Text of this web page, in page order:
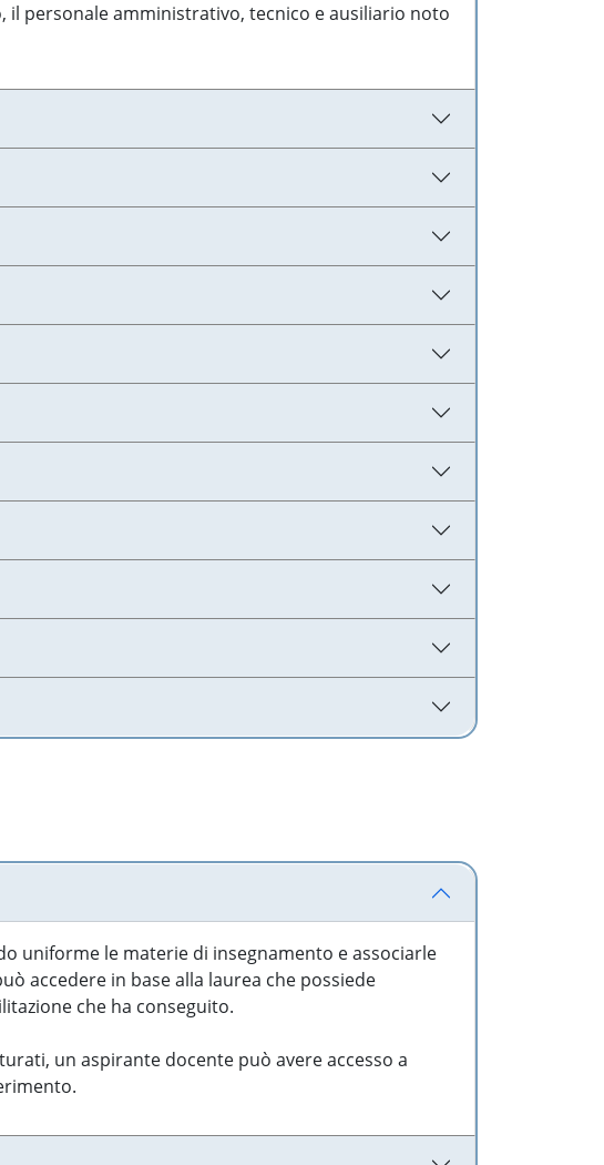
il personale amministrativo, tecnico e ausiliario noto
uniforme le materie di insegnamento e associarle
accedere in base alla laurea che possiede
che ha conseguito.
un aspirante docente può avere accesso a